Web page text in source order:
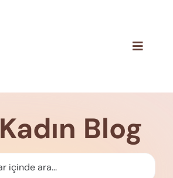
Toggle
İletişim
Blog